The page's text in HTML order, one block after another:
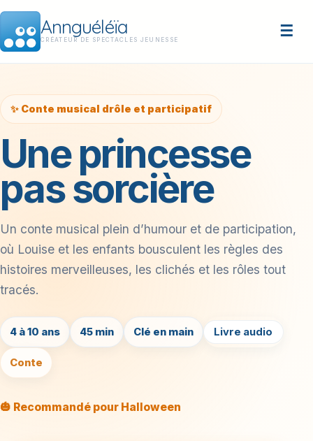
Annguéléïa
CRÉATEUR DE SPECTACLES JEUNESSE ☰
✨ Conte musical drôle et participatif
Une princesse
pas sorcière
Un conte musical plein d’humour et de participation,
où Louise et les enfants bousculent les règles des
histoires merveilleuses, les clichés et les rôles tout
tracés.
4 à 10 ans 45 min Clé en main Livre audio
Conte
🎃 Recommandé pour Halloween